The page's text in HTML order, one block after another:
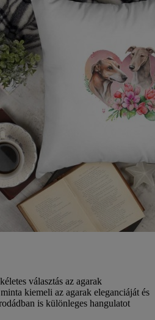
választás az agarak
kiemeli az agarak eleganciáját és
is különleges hangulatot